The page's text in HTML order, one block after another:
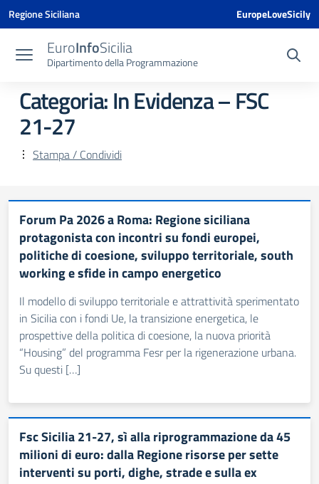
Vai ai contenuti
Vai al menu di navigazione
Vai al footer
Vai al banner delle Cookie Policy
Regione Siciliana EuropeLoveSicily
EuroInfoSicilia
Dipartimento della Programmazione
Categoria:In Evidenza – FSC
21-27
Stampa / Condividi
Forum Pa 2026 a Roma: Regione siciliana
protagonista con incontri su fondi europei,
politiche di coesione, sviluppo territoriale, south
working e sfide in campo energetico
Il modello di sviluppo territoriale e attrattività sperimentato
in Sicilia con i fondi Ue, la transizione energetica, le
prospettive della politica di coesione, la nuova priorità
“Housing” del programma Fesr per la rigenerazione urbana.
Su questi […]
Fsc Sicilia 21-27, sì alla riprogrammazione da 45
milioni di euro: dalla Regione risorse per sette
interventi su porti, dighe, strade e sulla ex